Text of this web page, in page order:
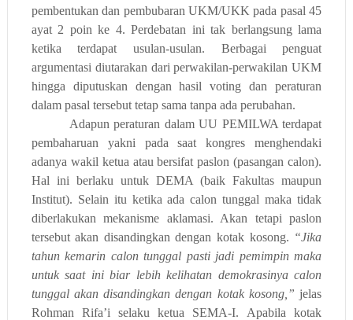
pembentukan dan pembubaran UKM/UKK pada pasal 45
ayat 2 poin ke 4. Perdebatan ini tak berlangsung lama
ketika terdapat usulan-usulan. Berbagai penguat
argumentasi diutarakan dari perwakilan-perwakilan UKM
hingga diputuskan dengan hasil voting danperaturan
dalam pasal tersebut tetap sama tanpa ada perubahan.
Adapun peraturan dalam UU PEMILWA terdapat
pembaharuan yakni pada saat kongres menghendaki
adanya wakil ketua atau bersifat paslon (pasangan calon).
Hal ini berlaku untuk DEMA (baik Fakultas maupun
Institut). Selain itu ketika ada calon tunggal maka tidak
diberlakukan mekanisme aklamasi. Akan tetapi paslon
tersebut akan disandingkan dengan kotak kosong. “Jika
tahun kemarin calon tunggal pasti jadi pemimpin maka
untuk saat ini biar lebih kelihatan demokrasinya calon
tunggal akan disandingkan dengan kotak kosong,” jelas
Rohman Rifa’i selaku ketua SEMA-I. Apabila kotak